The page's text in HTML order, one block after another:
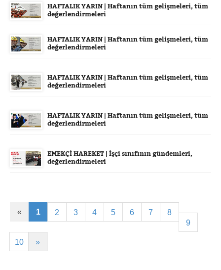
HAFTALIK YARIN | Haftanın tüm gelişmeleri, tüm
değerlendirmeleri
HAFTALIK YARIN | Haftanın tüm gelişmeleri, tüm
değerlendirmeleri
HAFTALIK YARIN | Haftanın tüm gelişmeleri, tüm
değerlendirmeleri
HAFTALIK YARIN | Haftanın tüm gelişmeleri, tüm
değerlendirmeleri
EMEKÇİ HAREKET | İşçi sınıfının gündemleri,
değerlendirmeleri
« 1 2 3 4 5 6 7
8
9
10 »